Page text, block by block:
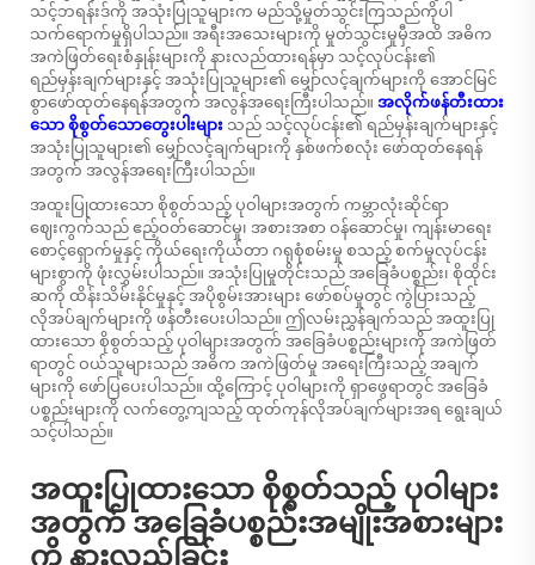
သင့်ဘရန်းဒ်ကို အသုံးပြုသူများက မည်သို့မှုတ်သွင်းကြသည်ကိုပါ
သက်ရောက်မှုရှိပါသည်။ အရီးအသေးများကို မှုတ်သွင်းမှုမှီအထိ အဓိက
အကဲဖြတ်ရေးစံနှုန်းများကို နားလည်ထားရန်မှာ သင့်လုပ်ငန်း၏
ရည်မှန်းချက်များနှင့် အသုံးပြုသူများ၏ မျှော်လင့်ချက်များကို အောင်မြင်
စွာဖော်ထုတ်နေရန်အတွက် အလွန်အရေးကြီးပါသည်။ အလိုက်ဖန်တီးထား
သော စိုစွတ်သောတွေးပါးများ သည် သင့်လုပ်ငန်း၏ ရည်မှန်းချက်များနှင့်
အသုံးပြုသူများ၏ မျှော်လင့်ချက်များကို နှစ်ဖက်စလုံး ဖော်ထုတ်နေရန်
အတွက် အလွန်အရေးကြီးပါသည်။
အထူးပြုထားသော စိုစွတ်သည့် ပုဝါများအတွက် ကမ္ဘာလုံးဆိုင်ရာ
ဈေးကွက်သည် ဧည့်ဝတ်ဆောင်မှု၊ အစားအစာ ဝန်ဆောင်မှု၊ ကျန်းမာရေး
စောင့်ရှောက်မှုနှင့် ကိုယ်ရေးကိုယ်တာ ဂရုစုံစမ်းမှု စသည့် စက်မှုလုပ်ငန်း
များစွာကို ဖုံးလွှမ်းပါသည်။ အသုံးပြုမှုတိုင်းသည် အခြေခံပစ္စည်း၊ စိုထိုင်း
ဆကို ထိန်းသိမ်းနိုင်မှုနှင့် အပိုစွမ်းအားများ ဖော်စပ်မှုတွင် ကွဲပြားသည့်
လိုအပ်ချက်များကို ဖန်တီးပေးပါသည်။ ဤလမ်းညွှန်ချက်သည် အထူးပြု
ထားသော စိုစွတ်သည့် ပုဝါများအတွက် အခြေခံပစ္စည်းများကို အကဲဖြတ်
ရာတွင် ဝယ်သူများသည် အဓိက အကဲဖြတ်မှု အရေးကြီးသည့် အချက်
များကို ဖော်ပြပေးပါသည်။ ထို့ကြောင့် ပုဝါများကို ရှာဖွေရာတွင် အခြေခံ
ပစ္စည်းများကို လက်တွေ့ကျသည့် ထုတ်ကုန်လိုအပ်ချက်များအရ ရွေးချယ်
သင့်ပါသည်။
အထူးပြုထားသော စိုစွတ်သည့် ပုဝါများ
အတွက် အခြေခံပစ္စည်းအမျိုးအစားများ
ကို နားလည်ခြင်း